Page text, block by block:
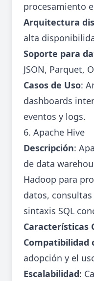
procesamiento
Arquitectura
alta
Soporte para
JSON, Parquet,
Casos de Uso:
dashboards
eventos y logs.
6. Apache Hive
Descripción:
de data
Hadoop para
datos,
sintaxis SQL
Características
Compatibilidad
adopción y el
Escalabilidad: